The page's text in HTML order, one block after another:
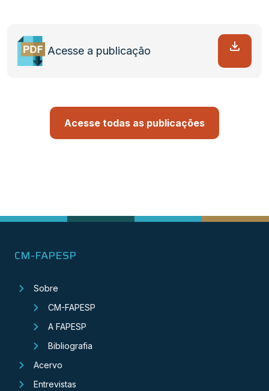
Acesse a publicação
Acesse todas as publicações
CM-FAPESP
Sobre
CM-FAPESP
A FAPESP
Bibliografia
Acervo
Entrevistas